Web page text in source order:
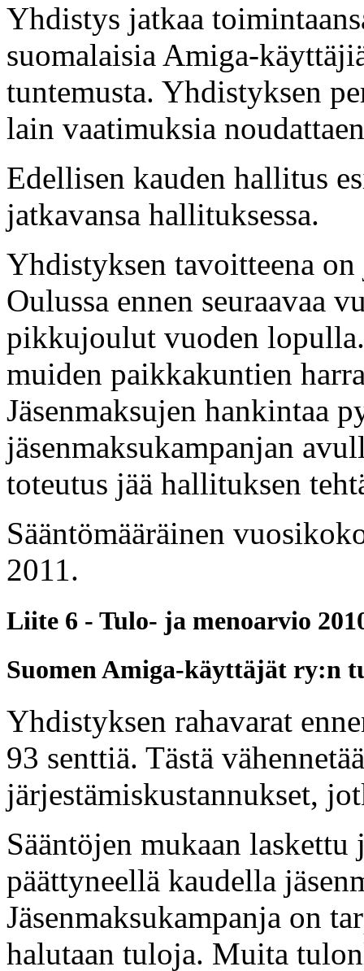
Yhdistys jatkaa
suomalaisia Amiga-
tuntemusta. Yhdistyksen
lain vaatimuksia
Edellisen kauden hallitus
jatkavansa hallituksessa.
Yhdistyksen tavoitteena
Oulussa ennen seuraavaa
pikkujoulut vuoden
muiden paikkakuntien
Jäsenmaksujen hankintaa
jäsenmaksukampanjan
toteutus jää hallituksen
Sääntömääräinen
2011.
Liite 6 - Tulo- ja menoarvio
Suomen Amiga-käyttäjät ry:n
Yhdistyksen rahavarat
93 senttiä. Tästä
järjestämiskustannukset,
Sääntöjen mukaan laskettu
päättyneellä kaudella
Jäsenmaksukampanja on
halutaan tuloja. Muita